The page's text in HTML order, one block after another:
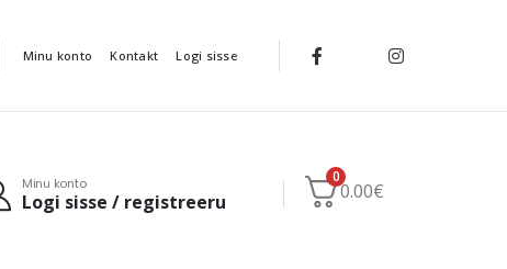
Minu konto Kontakt Logi sisse
Minu konto
Logi sisse / registreeru
0
0.00€